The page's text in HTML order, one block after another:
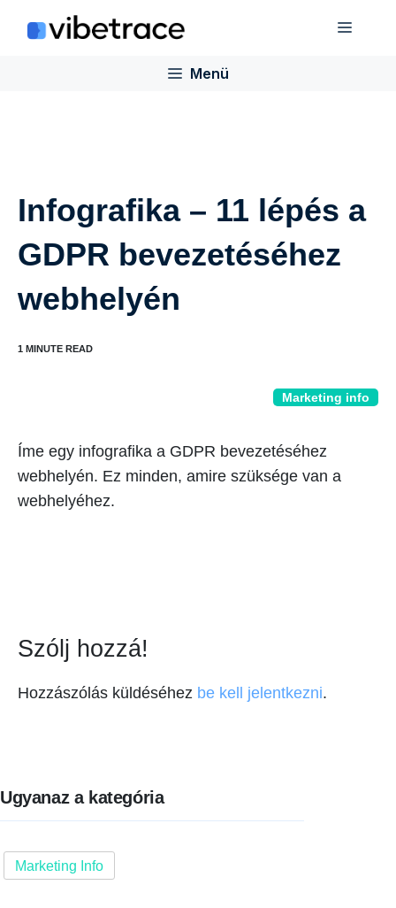
Menü
Menü
Infografika – 11 lépés a
GDPR bevezetéséhez
webhelyén
Marketing info
Íme egy infografika a GDPR bevezetéséhez
webhelyén. Ez minden, amire szüksége van a
webhelyéhez.
Szólj hozzá!
Hozzászólás küldéséhez be kell jelentkezni.
Ugyanaz a kategória
Marketing Info